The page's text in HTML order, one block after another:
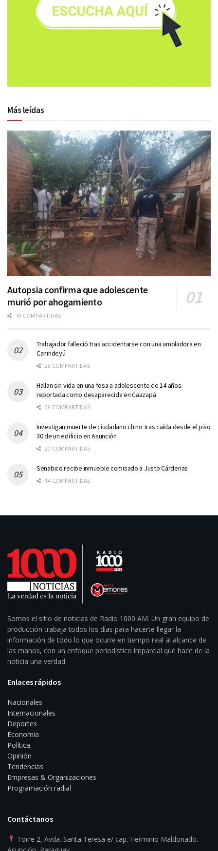
Más leídas
Autopsia confirma que adolescente
murió por ahogamiento
70 COMPARTIDAS
Trabajador falleció tras accidentarse con una amoladora en
Canindeyú
23 COMPARTIDAS
Hallan sin vida en una fosa a adolescente de 14 años
reportada como desaparecida en Caazapá
39 COMPARTIDAS
Investigan muerte de ciudadano chino tras caída desde el piso
30 de un edificio en Asunción
20 COMPARTIDAS
Senabico recibe inmueble comisado a Justo Cárdenas
14 COMPARTIDAS
Somos el sitio de noticias de Radio 1000 AM. Un gran equipo de
producción trabaja todos los días para hacerte llegar la
información de todo lo que ocurre en tiempo real al alcance de
las manos, con un enfoque periodístico imparcial que hace de la
noticia una verdad.
Enlaces rápidos
Nacionales
Internacionales
Deportes
Economía
Política
Opinión
Tendencias
Empresas & Organizaciones
Programación radial
Contáctanos
Torre 2, Avda. Santa Teresa e/ cap. Herminio Maldonado.